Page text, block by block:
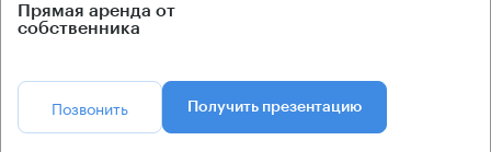
Прямая аренда от
собственника
Позвонить Получить презентацию